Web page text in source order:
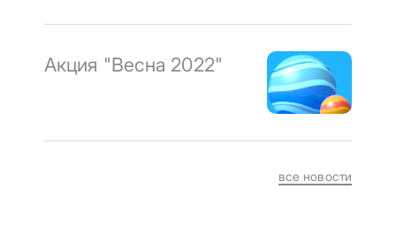
Акция "Весна 2022"
все новости